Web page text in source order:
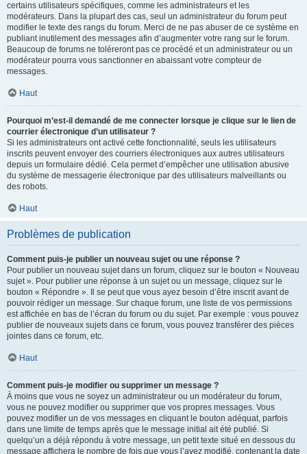
certains utilisateurs spécifiques, comme les administrateurs et les
modérateurs. Dans la plupart des cas, seul un administrateur du forum peut
modifier le texte des rangs du forum. Merci de ne pas abuser de ce système en
publiant inutilement des messages afin d’augmenter votre rang sur le forum.
Beaucoup de forums ne toléreront pas ce procédé et un administrateur ou un
modérateur pourra vous sanctionner en abaissant votre compteur de
messages.
Haut
Pourquoi m’est-il demandé de me connecter lorsque je clique sur le lien de
courrier électronique d’un utilisateur ?
Si les administrateurs ont activé cette fonctionnalité, seuls les utilisateurs
inscrits peuvent envoyer des courriers électroniques aux autres utilisateurs
depuis un formulaire dédié. Cela permet d’empêcher une utilisation abusive
du système de messagerie électronique par des utilisateurs malveillants ou
des robots.
Haut
Problèmes de publication
Comment puis-je publier un nouveau sujet ou une réponse ?
Pour publier un nouveau sujet dans un forum, cliquez sur le bouton « Nouveau
sujet ». Pour publier une réponse à un sujet ou un message, cliquez sur le
bouton « Répondre ». Il se peut que vous ayez besoin d’être inscrit avant de
pouvoir rédiger un message. Sur chaque forum, une liste de vos permissions
est affichée en bas de l’écran du forum ou du sujet. Par exemple : vous pouvez
publier de nouveaux sujets dans ce forum, vous pouvez transférer des pièces
jointes dans ce forum, etc.
Haut
Comment puis-je modifier ou supprimer un message ?
À moins que vous ne soyez un administrateur ou un modérateur du forum,
vous ne pouvez modifier ou supprimer que vos propres messages. Vous
pouvez modifier un de vos messages en cliquant le bouton adéquat, parfois
dans une limite de temps après que le message initial ait été publié. Si
quelqu’un a déjà répondu à votre message, un petit texte situé en dessous du
message affichera le nombre de fois que vous l’avez modifié, contenant la date